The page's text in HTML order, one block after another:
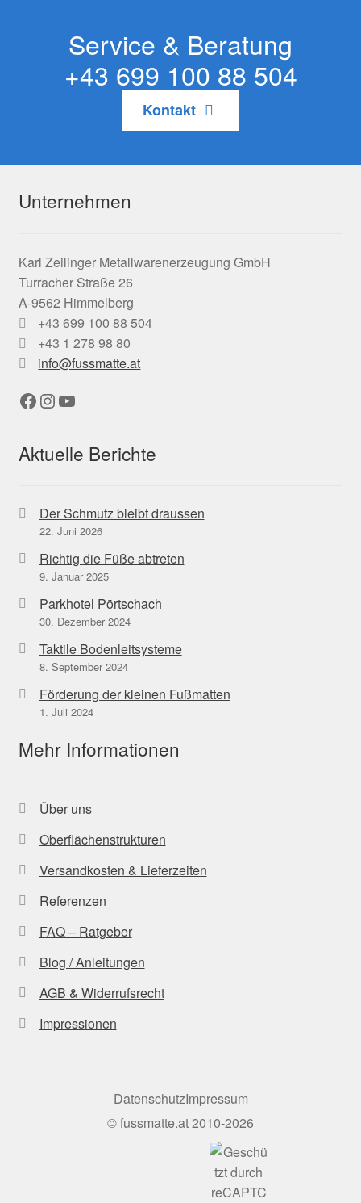
Service & Beratung
+43 699 100 88 504
Kontakt
Unternehmen
Karl Zeilinger Metallwarenerzeugung GmbH
Turracher Straße 26
A-9562 Himmelberg
+43 699 100 88 504
+43 1 278 98 80
info@fussmatte.at
Facebook
Instagram
YouTube
Aktuelle Berichte
Der Schmutz bleibt draussen
22. Juni 2026
Richtig die Füße abtreten
9. Januar 2025
Parkhotel Pörtschach
30. Dezember 2024
Taktile Bodenleitsysteme
8. September 2024
Förderung der kleinen Fußmatten
1. Juli 2024
Mehr Informationen
Über uns
Oberflächenstrukturen
Versandkosten & Lieferzeiten
Referenzen
FAQ – Ratgeber
Blog / Anleitungen
AGB & Widerrufsrecht
Impressionen
DatenschutzImpressum
©fussmatte.at2010-2026